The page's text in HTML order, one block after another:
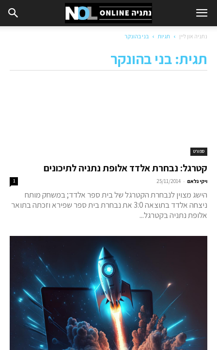
נתניה און ליין תגיות בני בהונקר
תגית: בני בהונקר
ספורט
קטרגל: נבחרת אלדד אלופת נתניה לתיכונים
ויקי גלאם -
25/11/2014
1
הישג מצוין לנבחרת הקטרגל של בית ספר אלדד; במשחק מותח
ניצחה אלדד בתוצאה 3:0 את נבחרת בית ספר שפירא וזכתה בתואר
אלופת נתניה בקטרגל...